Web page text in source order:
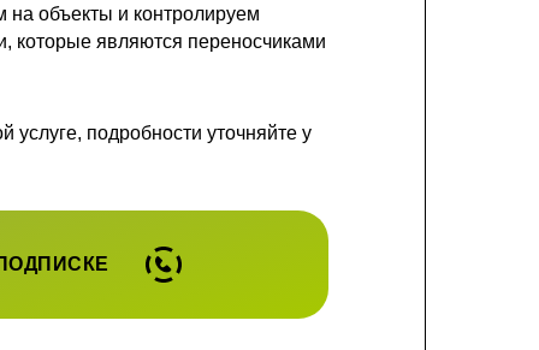
объекты и контролируем
которые являются переносчиками
подробности уточняйте у